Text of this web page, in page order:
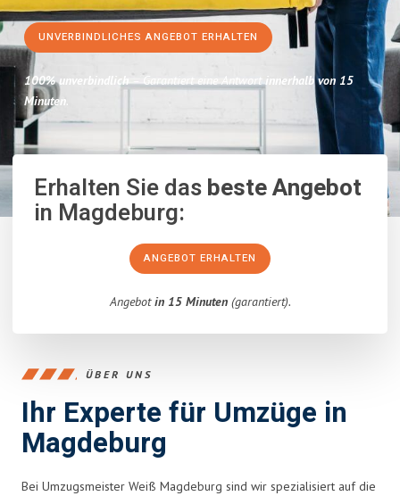
UNVERBINDLICHES ANGEBOT ERHALTEN
100% unverbindlich– Garantiert eine Antwortinnerhalb von 15
Minuten.
Erhalten Sie dasbeste Angebot
in Magdeburg:
ANGEBOT ERHALTEN
Angebotin 15 Minuten(garantiert).
ÜBER UNS
Ihr Experte für Umzüge in
Magdeburg
Bei Umzugsmeister Weiß Magdeburg sind wir spezialisiert auf die